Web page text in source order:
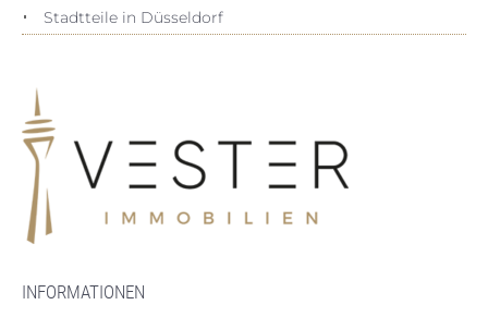
Stadtteile in Düsseldorf
INFORMATIONEN